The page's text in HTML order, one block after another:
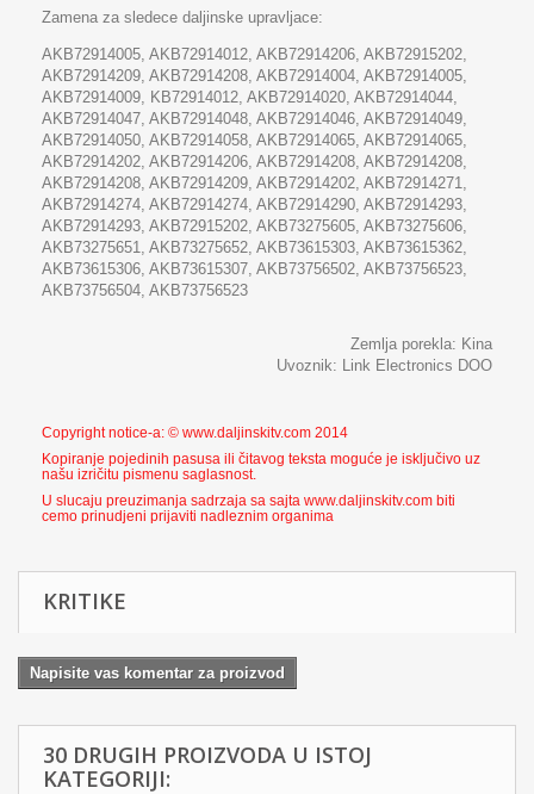
Zamena za sledece daljinske upravljace:
AKB72914005, AKB72914012, AKB72914206, AKB72915202,
AKB72914209, AKB72914208, AKB72914004, AKB72914005,
AKB72914009, KB72914012, AKB72914020, AKB72914044,
AKB72914047, AKB72914048, AKB72914046, AKB72914049,
AKB72914050, AKB72914058, AKB72914065, AKB72914065,
AKB72914202, AKB72914206, AKB72914208, AKB72914208,
AKB72914208, AKB72914209, AKB72914202, AKB72914271,
AKB72914274, AKB72914274, AKB72914290, AKB72914293,
AKB72914293, AKB72915202, AKB73275605, AKB73275606,
AKB73275651, AKB73275652, AKB73615303, AKB73615362,
AKB73615306, AKB73615307, AKB73756502, AKB73756523,
AKB73756504, AKB73756523
Zemlja porekla: Kina
Uvoznik: Link Electronics DOO
Copyright notice-a: © www.daljinskitv.com 2014
Kopiranje pojedinih pasusa ili čitavog teksta moguće je isključivo uz
našu izričitu pismenu saglasnost.
U slucaju preuzimanja sadrzaja sa sajta www.daljinskitv.com biti
cemo prinudjeni prijaviti nadleznim organima
KRITIKE
Napisite vas komentar za proizvod
30 DRUGIH PROIZVODA U ISTOJ
KATEGORIJI: